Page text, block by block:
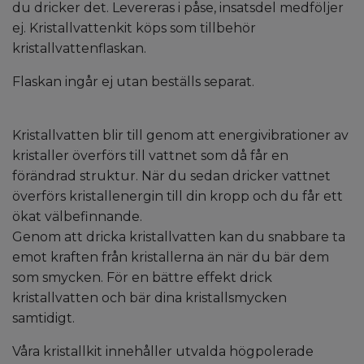
du dricker det. Levereras i påse, insatsdel medföljer
ej. Kristallvattenkit köps som tillbehör
kristallvattenflaskan.
Flaskan ingår ej utan beställs separat.
Kristallvatten blir till genom att energivibrationer av
kristaller överförs till vattnet som då får en
förändrad struktur. När du sedan dricker vattnet
överförs kristallenergin till din kropp och du får ett
ökat välbefinnande.
Genom att dricka kristallvatten kan du snabbare ta
emot kraften från kristallerna än när du bär dem
som smycken. För en bättre effekt drick
kristallvatten och bär dina kristallsmycken
samtidigt.
Våra kristallkit innehåller utvalda högpolerade